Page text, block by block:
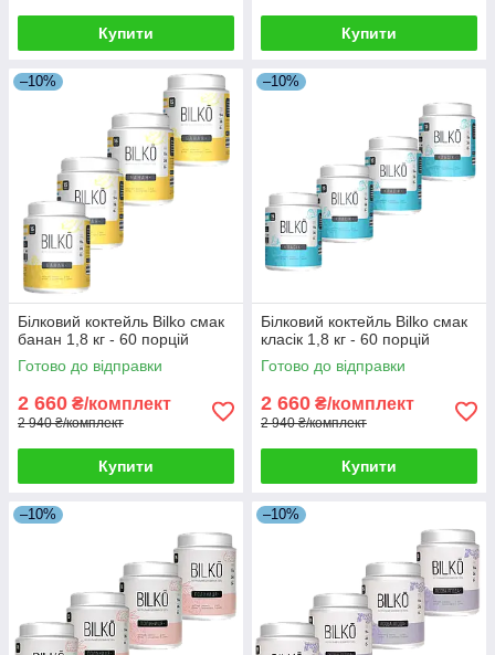
Купити Купити
–10%
Білковий коктейль Bilko смак
банан 1,8 кг - 60 порцій
Готово до відправки
2 660 ₴/комплект
2 940 ₴/комплект
Купити
–10%
Білковий коктейль Bilko смак
класік 1,8 кг - 60 порцій
Готово до відправки
2 660 ₴/комплект
2 940 ₴/комплект
Купити
–10% –10%